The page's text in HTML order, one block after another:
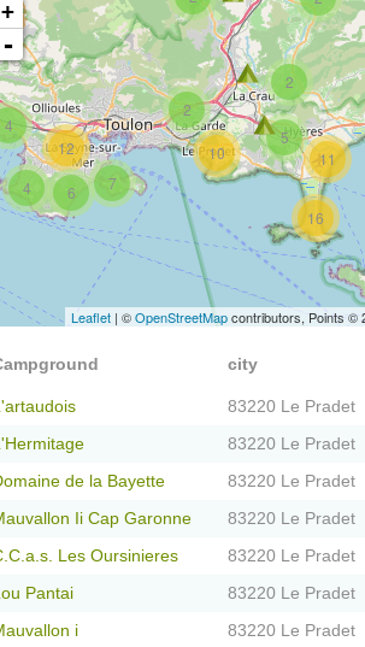
6 7
4
12
4
2
16
2
10
5
11
+
-
Leaflet | ©OpenStreetMapcontributors, Points ©
city
83220 Le Pradet
83220 Le Pradet
de la Bayette 83220 Le Pradet
Ii Cap Garonne 83220 Le Pradet
Les Oursinieres 83220 Le Pradet
Pantai 83220 Le Pradet
i 83220 Le Pradet